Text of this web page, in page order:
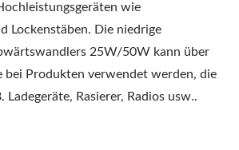
wie
Lockenstäben. Die niedrige
25W/50W kann über
bei Produkten verwendet werden, die
Ladegeräte, Rasierer, Radios usw..